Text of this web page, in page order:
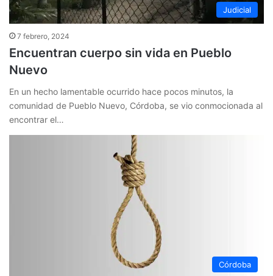
Judicial
7 febrero, 2024
Encuentran cuerpo sin vida en Pueblo
Nuevo
En un hecho lamentable ocurrido hace pocos minutos, la
comunidad de Pueblo Nuevo, Córdoba, se vio conmocionada al
encontrar el…
Córdoba